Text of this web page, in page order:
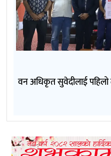
वन अधिकृत सुवेदीलाई पहिलो